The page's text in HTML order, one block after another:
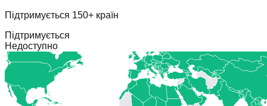
Підтримується 150+ країн
Підтримується
Недоступно